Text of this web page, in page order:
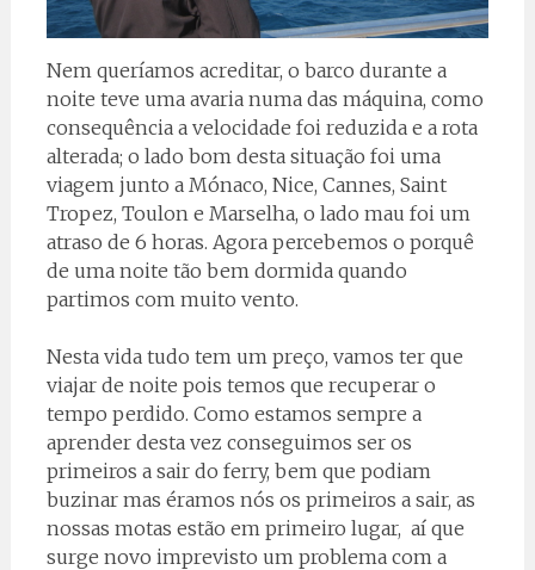
Nem queríamos acreditar, o barco durante a
noite teve uma avaria numa das máquina, como
consequência a velocidade foi reduzida e a rota
alterada; o lado bom desta situação foi uma
viagem junto a Mónaco, Nice, Cannes, Saint
Tropez, Toulon e Marselha, o lado mau foi um
atraso de 6 horas. Agora percebemos o porquê
de uma noite tão bem dormida quando
partimos com muito vento.
Nesta vida tudo tem um preço, vamos ter que
viajar de noite pois temos que recuperar o
tempo perdido. Como estamos sempre a
aprender desta vez conseguimos ser os
primeiros a sair do ferry, bem que podiam
buzinar mas éramos nós os primeiros a sair, as
nossas motas estão em primeiro lugar, aí que
surge novo imprevisto um problema com a